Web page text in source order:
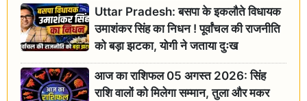
Uttar Pradesh: बसपा के इकलौते विधायक
उमाशंकर सिंह का निधन ! पूर्वांचल की राजनीति
को बड़ा झटका, योगी ने जताया दुःख
आज का राशिफल 05 अगस्त 2026: सिंह
राशि वालों को मिलेगा सम्मान, तुला और मकर